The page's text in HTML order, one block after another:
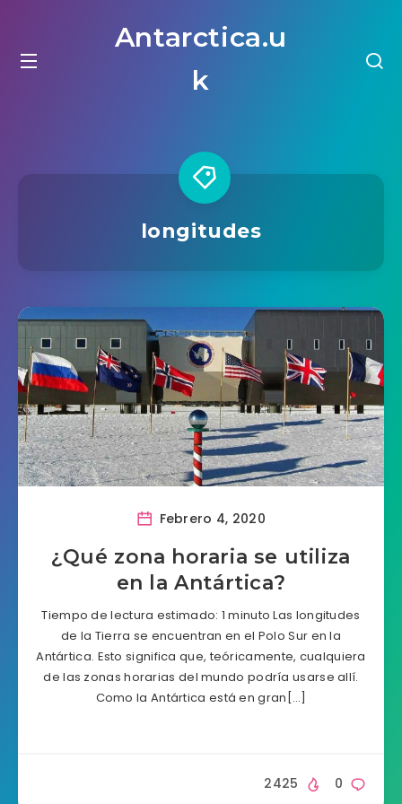
Antarctica.u
k
longitudes
Febrero 4, 2020
¿Qué zona horaria se utiliza
en la Antártica?
Tiempo de lectura estimado: 1 minuto Las longitudes
de la Tierra se encuentran en el Polo Sur en la
Antártica. Esto significa que, teóricamente, cualquiera
de las zonas horarias del mundo podría usarse allí.
Como la Antártica está en gran[…]
0
2425